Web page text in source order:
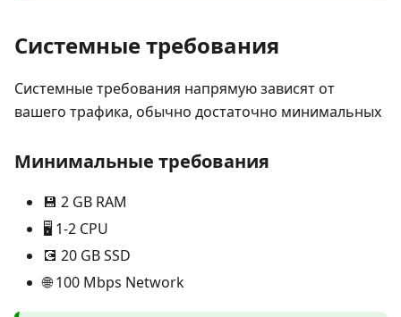
Системные требования
Системные требования напрямую зависят от
вашего трафика, обычно достаточно минимальных
Минимальные требования
💾 2 GB RAM
🖥️ 1-2 CPU
💽 20 GB SSD
🌐 100 Mbps Network